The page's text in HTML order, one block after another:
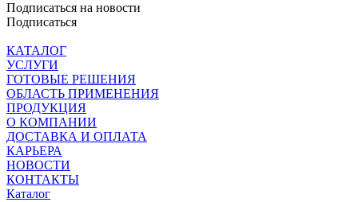
Подписаться на новости
Подписаться
КАТАЛОГ
УСЛУГИ
ГОТОВЫЕ РЕШЕНИЯ
ОБЛАСТЬ ПРИМЕНЕНИЯ
ПРОДУКЦИЯ
О КОМПАНИИ
ДОСТАВКА И ОПЛАТА
КАРЬЕРА
НОВОСТИ
КОНТАКТЫ
Каталог